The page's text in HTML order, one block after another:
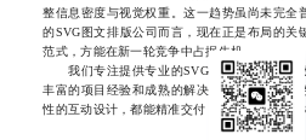
整信息密度与视觉权重。这一趋势虽尚未完
的SVG图文排版公司而言，现在正是布局的
范式，方能在新一轮竞争中占据先机。
我们专注提供专业的SVG图文排版服务，
丰富的项目经验和成熟的解决方案，已成功
性的互动设计，都能精准交付，联系方式